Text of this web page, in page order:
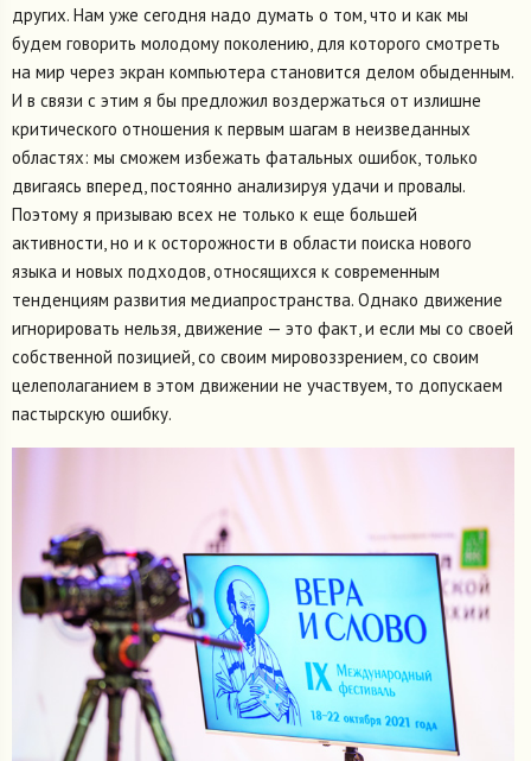
других. Нам уже сегодня надо думать о том, что и как мы
будем говорить молодому поколению, для которого смотреть
на мир через экран компьютера становится делом обыденным.
И в связи с этим я бы предложил воздержаться от излишне
критического отношения к первым шагам в неизведанных
областях: мы сможем избежать фатальных ошибок, только
двигаясь вперед, постоянно анализируя удачи и провалы.
Поэтому я призываю всех не только к еще большей
активности, но и к осторожности в области поиска нового
языка и новых подходов, относящихся к современным
тенденциям развития медиапространства. Однако движение
игнорировать нельзя, движение — это факт, и если мы со своей
собственной позицией, со своим мировоззрением, со своим
целеполаганием в этом движении не участвуем, то допускаем
пастырскую ошибку.